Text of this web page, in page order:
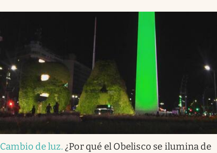
Cambio de luz. ¿Por qué el Obelisco se ilumina de